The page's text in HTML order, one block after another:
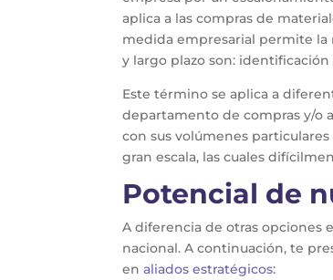
aplica a las compras de
medida empresarial permite la
y largo plazo son:
Este término se aplica a
departamento de compras y/o
con sus volúmenes
gran escala, las cuales
Potencial de
A diferencia de otras opciones
nacional. A continuación, te
enaliados estratégicos: